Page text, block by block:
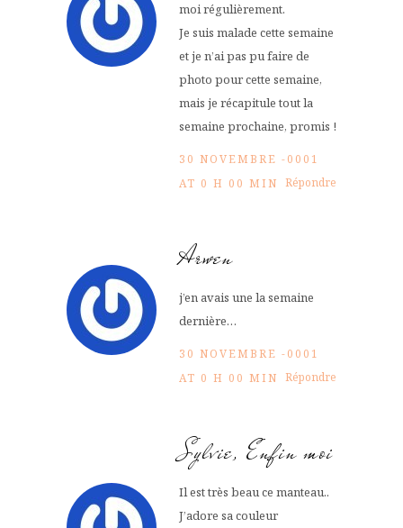
moi régulièrement.
Je suis malade cette semaine
et je n’ai pas pu faire de
photo pour cette semaine,
mais je récapitule tout la
semaine prochaine, promis !
30 NOVEMBRE -0001
AT 0 H 00 MIN Répondre
Arwen
j’en avais une la semaine
dernière…
30 NOVEMBRE -0001
AT 0 H 00 MIN Répondre
Sylvie, Enfin moi
Il est très beau ce manteau..
J’adore sa couleur